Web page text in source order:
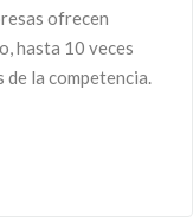
ofrecen
hasta 10 veces
de la competencia.